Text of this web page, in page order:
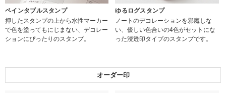
ペインタブルスタンプ
押したスタンプの上から水性マーカー
で色を塗ってもにじまない、デコレー
ションにぴったりのスタンプ。
ゆるログスタンプ
ノートのデコレーションを邪魔しな
い、優しい色合いの4色がセットにな
った浸透印タイプのスタンプです。
オーダー印